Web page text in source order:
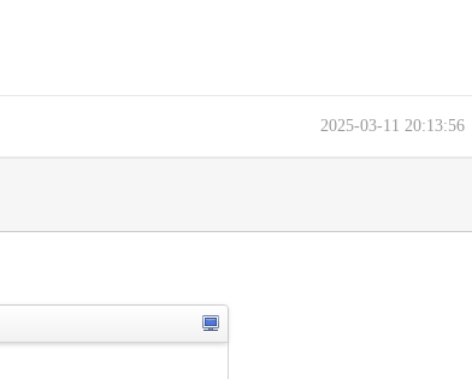
2025-03-11 20:13:56